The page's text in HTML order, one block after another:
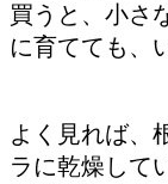
買うと、小さ
に育てても、
よく見れば、
ラに乾燥して